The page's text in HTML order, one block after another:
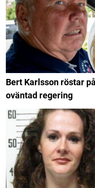
Bert Karlsson röstar
oväntad regering